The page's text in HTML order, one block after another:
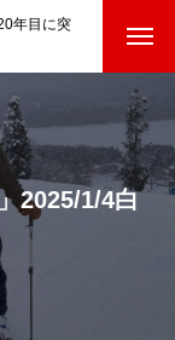
年目に突
Ski School
2025/1/4白